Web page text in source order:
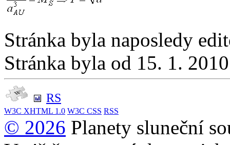
Stránka byla naposledy
Stránka byla od 15. 1.
RS
W3C XHTML 1.0 W3C CSS RSS
© 2026 Planety sluneční